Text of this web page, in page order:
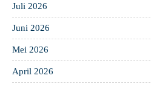
Juli 2026
Juni 2026
Mei 2026
April 2026